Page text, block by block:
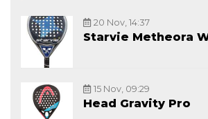
20 Nov, 14:37
Starvie Metheora
15 Nov, 09:29
Head Gravity Pro